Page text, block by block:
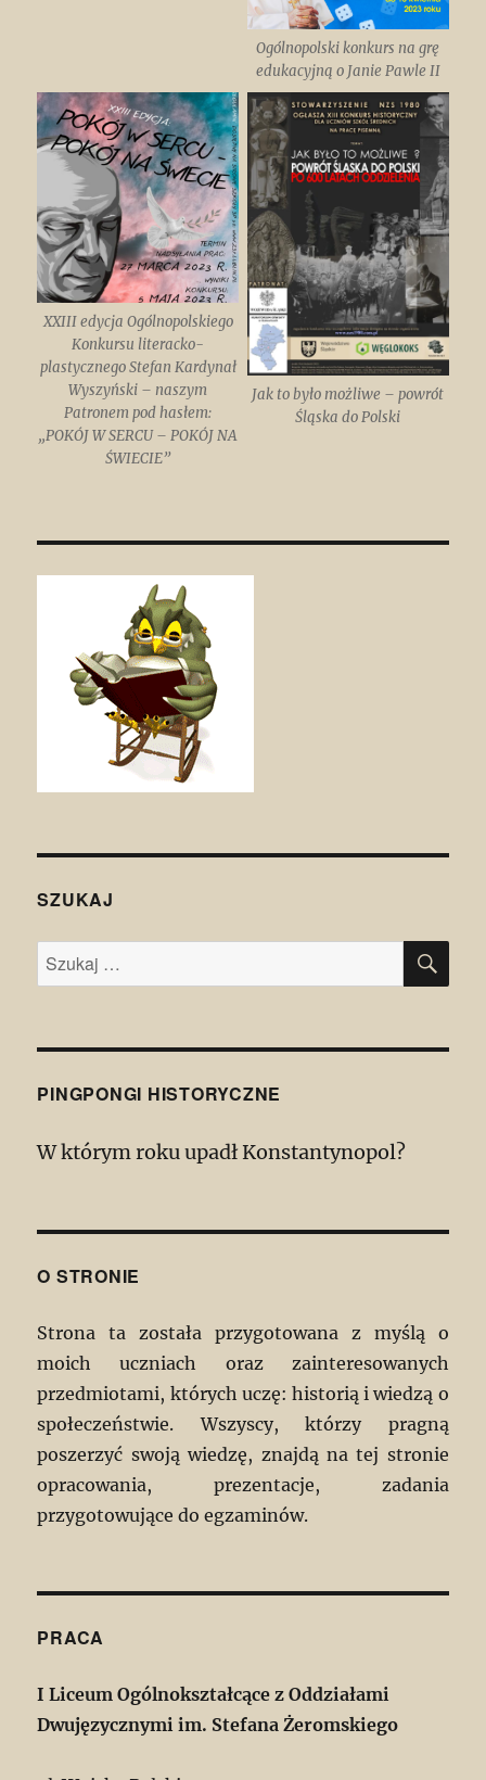
Ogólnopolski konkurs na grę
edukacyjną o Janie Pawle II
XXIII edycja Ogólnopolskiego
Konkursu literacko-
plastycznego Stefan Kardynał
Wyszyński – naszym
Patronem pod hasłem:
„POKÓJ W SERCU – POKÓJ NA
ŚWIECIE”
Jak to było możliwe – powrót
Śląska do Polski
SZUKAJ
Szukaj:
PINGPONGI HISTORYCZNE
W którym roku upadł Konstantynopol?
O STRONIE
Strona ta została przygotowana z myślą o
moich uczniach oraz zainteresowanych
przedmiotami, których uczę: historią i wiedzą o
społeczeństwie. Wszyscy, którzy pragną
poszerzyć swoją wiedzę, znajdą na tej stronie
opracowania, prezentacje, zadania
przygotowujące do egzaminów.
PRACA
I Liceum Ogólnokształcące z Oddziałami
Dwujęzycznymi im. Stefana Żeromskiego